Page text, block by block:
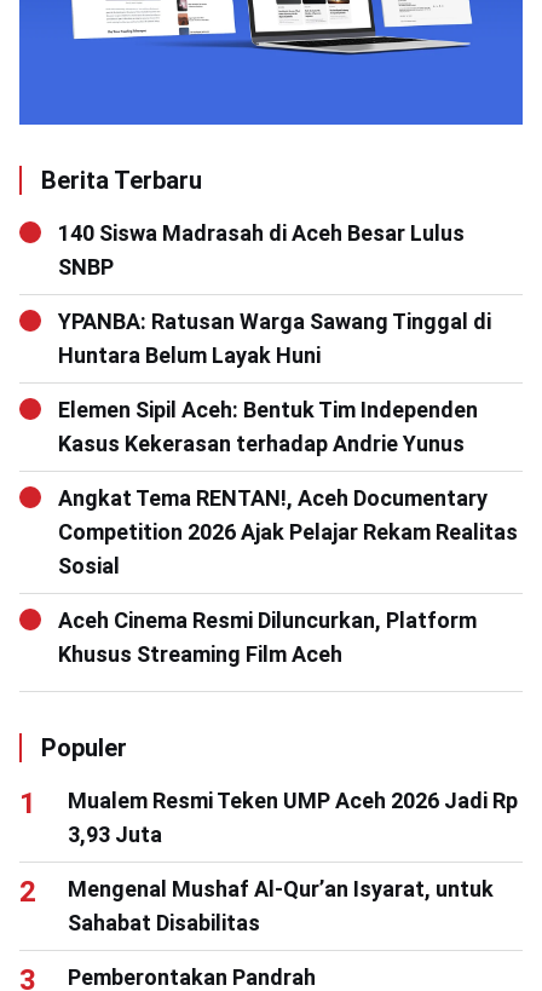
Berita Terbaru
140 Siswa Madrasah di Aceh Besar Lulus
SNBP
YPANBA: Ratusan Warga Sawang Tinggal di
Huntara Belum Layak Huni
Elemen Sipil Aceh: Bentuk Tim Independen
Kasus Kekerasan terhadap Andrie Yunus
Angkat Tema RENTAN!, Aceh Documentary
Competition 2026 Ajak Pelajar Rekam Realitas
Sosial
Aceh Cinema Resmi Diluncurkan, Platform
Khusus Streaming Film Aceh
Populer
Mualem Resmi Teken UMP Aceh 2026 Jadi Rp
3,93 Juta
Mengenal Mushaf Al-Qur’an Isyarat, untuk
Sahabat Disabilitas
Pemberontakan Pandrah